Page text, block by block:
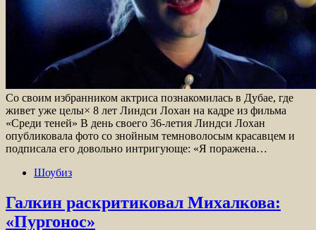
Со своим избранником актриса познакомилась в Дубае, где
живет уже целы× 8 лет Линдси Лохан на кадре из фильма
«Среди теней» В день своего 36-летия Линдси Лохан
опубликовала фото со знойным темноволосым красавцем и
подписала его довольно интригующе: «Я поражена…
Шоубиз
Галкин раскритиковал Михалкова:
«Пургонос»